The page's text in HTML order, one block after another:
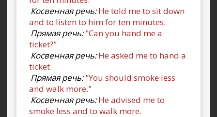
Косвенная речь:He told me to sit down
and to listen to him for ten minutes.
Прямая речь:"Can you hand me a
ticket?"
Косвенная речь:He asked me to hand a
ticket.
Прямая речь:"You should smoke less
and walk more."
Косвенная речь:He advised me to
smoke less and to walk more.